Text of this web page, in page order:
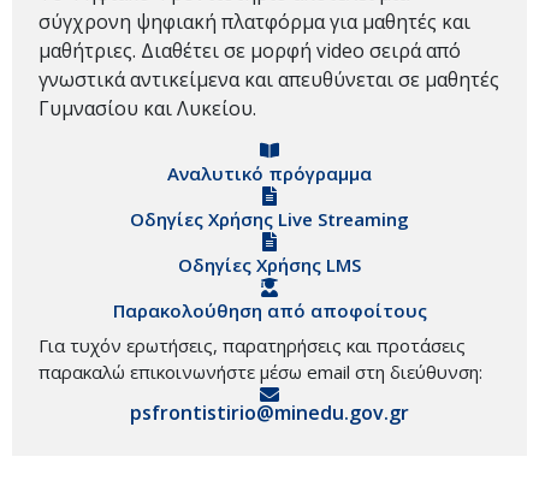
σύγχρονη ψηφιακή πλατφόρμα για μαθητές και
μαθήτριες. Διαθέτει σε μορφή video σειρά από
γνωστικά αντικείμενα και απευθύνεται σε μαθητές
Γυμνασίου και Λυκείου.
Αναλυτικό πρόγραμμα
Οδηγίες Χρήσης Live Streaming
Οδηγίες Χρήσης LMS
Παρακολούθηση από αποφοίτους
Για τυχόν ερωτήσεις, παρατηρήσεις και προτάσεις
παρακαλώ επικοινωνήστε μέσω email στη διεύθυνση:
psfrontistirio@minedu.gov.gr